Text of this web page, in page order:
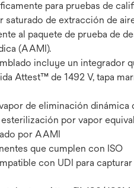
para pruebas de
de extracción de
al paquete de prueba de
(AAMI).
incluye un
Attest™ de 1492 V, tapa
de eliminación dinámica
por vapor
por AAMI
que cumplen con ISO
con UDI para